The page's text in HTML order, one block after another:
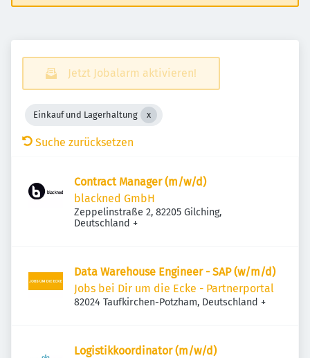
Jetzt Jobalarm aktivieren!
Einkauf und Lagerhaltung
Suche zurücksetzen
Contract Manager (m/w/d)
blackned GmbH
Zeppelinstraße 2, 82205 Gilching,
Deutschland +
Data Warehouse Engineer - SAP (w/m/d)
Jobs bei Dir um die Ecke - Partnerportal
82024 Taufkirchen-Potzham, Deutschland +
Logistikkoordinator (m/w/d)